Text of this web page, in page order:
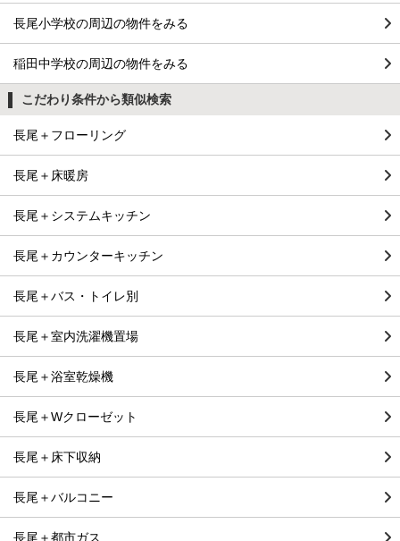
長尾小学校の周辺の物件をみる
稲田中学校の周辺の物件をみる
こだわり条件から類似検索
長尾＋フローリング
長尾＋床暖房
長尾＋システムキッチン
長尾＋カウンターキッチン
長尾＋バス・トイレ別
長尾＋室内洗濯機置場
長尾＋浴室乾燥機
長尾＋Wクローゼット
長尾＋床下収納
長尾＋バルコニー
長尾＋都市ガス